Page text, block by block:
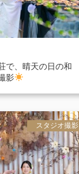
で、晴天の日の和
影
スタジオ撮影